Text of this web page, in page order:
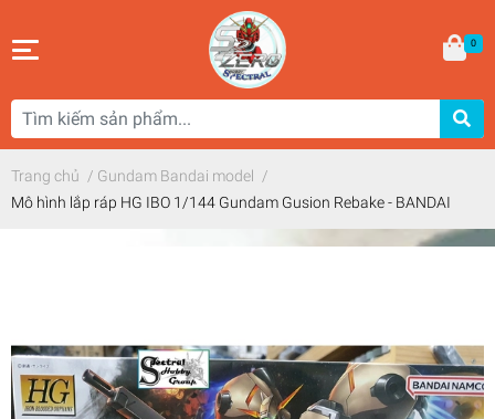
0
Trang chủ / Gundam Bandai model /
Mô hình lắp ráp HG IBO 1/144 Gundam Gusion Rebake - BANDAI